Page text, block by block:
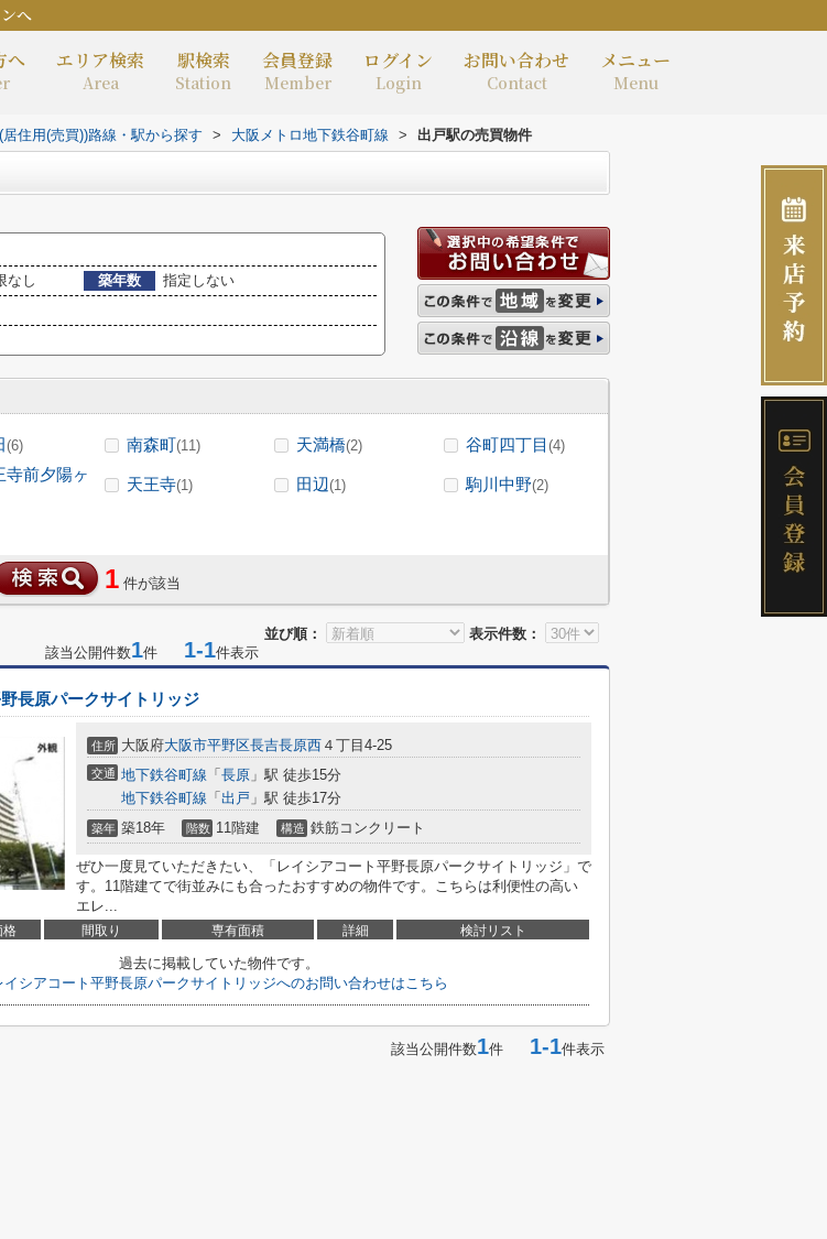
へ
へ エリア検索
Area
駅検索
Station
会員登録
Member
ログイン
Login
お問い合わせ
Contact
メニュー
Menu
(居住用(売買))路線・駅から探す > 大阪メトロ地下鉄谷町線 > 出戸駅の売買物件
なし 築年数
指定しない
(6) 南森町(11) 天満橋(2) 谷町四丁目 (4)
寺前夕陽ヶ
天王寺(1) 田辺(1) 駒川中野(2)
1 件が該当
並び順： 表示件数：
該当公開件数1件 1-1件表示
長原パークサイトリッジ
住所 大阪府大阪市平野区長吉長原西 ４丁目4‐25
交通 地下鉄谷町線 「 長原 」駅 徒歩15分
地下鉄谷町線 「 出戸 」駅 徒歩17分
築年 築18年 階数 11階建 構造 鉄筋コンクリート
ぜひ一度見ていただきたい、「レイシアコート平野長原パークサイトリッジ」で
す。11階建てで街並みにも合ったおすすめの物件です。こちらは利便性の高い
エレ...
格 間取り 専有面積 詳細 検討リスト
過去に掲載していた物件です。
イシアコート平野長原パークサイトリッジへのお問い合わせはこちら
該当公開件数1件 1-1件表示